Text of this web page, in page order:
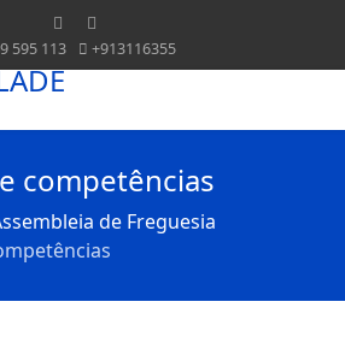
595 113 +913116355
competências
de Freguesia